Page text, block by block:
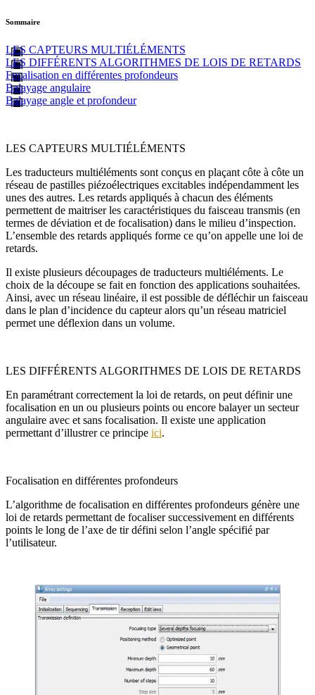
Sommaire
LES CAPTEURS MULTIÉLÉMENTS
LES DIFFÉRENTS ALGORITHMES DE LOIS DE RETARDS
Focalisation en différentes profondeurs
Balayage angulaire
Balayage angle et profondeur
LES CAPTEURS MULTIÉLÉMENTS
Les traducteurs multiéléments sont conçus en plaçant côte à côte un
réseau de pastilles piézoélectriques excitables indépendamment les
unes des autres. Les retards appliqués à chacun des éléments
permettent de maitriser les caractéristiques du faisceau transmis (en
termes de déviation et de focalisation) dans le milieu d’inspection.
L’ensemble des retards appliqués forme ce qu’on appelle une loi de
retards.
Il existe plusieurs découpages de traducteurs multiéléments. Le
choix de la découpe se fait en fonction des applications souhaitées.
Ainsi, avec un réseau linéaire, il est possible de défléchir un faisceau
dans le plan d’incidence du capteur alors qu’un réseau matriciel
permet une déflexion dans un volume.
LES DIFFÉRENTS ALGORITHMES DE LOIS DE RETARDS
En paramétrant correctement la loi de retards, on peut définir une
focalisation en un ou plusieurs points ou encore balayer un secteur
angulaire avec et sans focalisation. Il existe une application
permettant d’illustrer ce principe ici.
Focalisation en différentes profondeurs
L’algorithme de focalisation en différentes profondeurs génère une
loi de retards permettant de focaliser successivement en différents
points le long de l’axe de tir défini selon l’angle spécifié par
l’utilisateur.